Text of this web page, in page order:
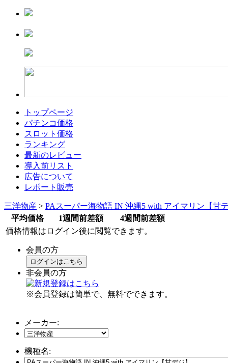
トップページ
パチンコ価格
スロット価格
ランキング
最新のレビュー
導入前リスト
広告について
レポート販売
三洋物産 > PAスーパー海物語 IN 沖縄5 with アイマリン【甘
平均価格
1週間前差額
4週間前差額
価格情報はログイン後に閲覧できます。
会員の方
ログインはこちら
非会員の方
※会員登録は簡単で、無料でできます。
メーカー:
機種名: